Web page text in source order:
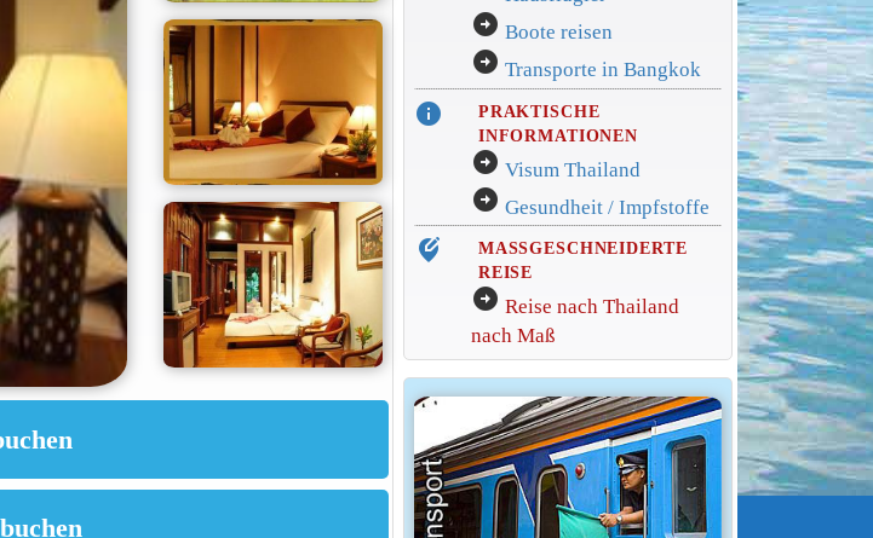
arrow_circle_right Boote reisen
arrow_circle_right Transporte in Bangkok
info
PRAKTISCHE
INFORMATIONEN
arrow_circle_right Visum Thailand
arrow_circle_right Gesundheit / Impfstoffe
edit_location_alt
MASSGESCHNEIDERTE
REISE
arrow_circle_right Reise nach Thailand
nach Maß